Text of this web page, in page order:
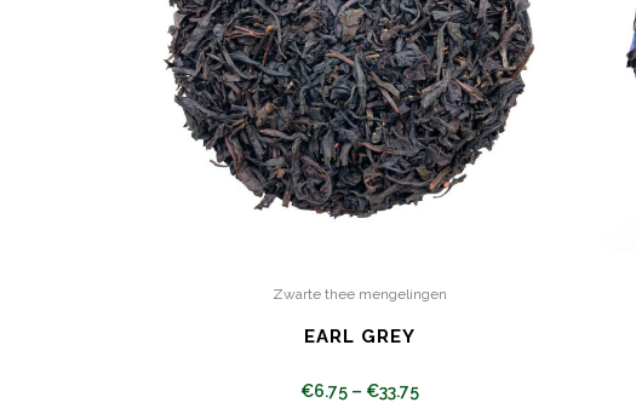
Zwarte thee mengelingen
EARL GREY
€6.75 – €33.75